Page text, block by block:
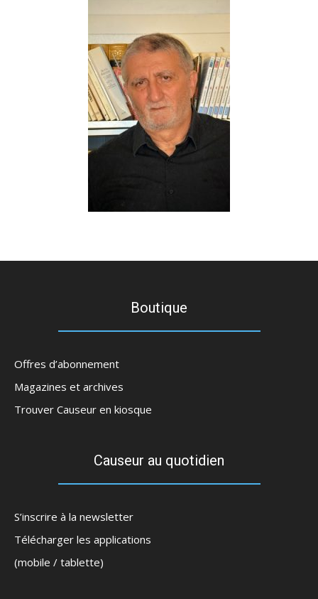
Boutique
Offres d’abonnement
Magazines et archives
Trouver Causeur en kiosque
Causeur au quotidien
S’inscrire à la newsletter
Télécharger les applications
(mobile / tablette)